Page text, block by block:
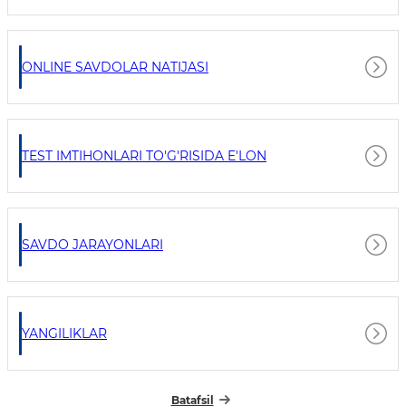
ONLINE SAVDOLAR NATIJASI
TEST IMTIHONLARI TO'G'RISIDA E'LON
SAVDO JARAYONLARI
YANGILIKLAR
Batafsil